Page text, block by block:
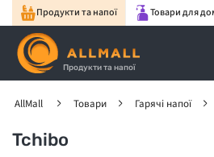
Продукти та напої Товари для
Продукти та напої
AllMall Товари Гарячі напої
Tchibo